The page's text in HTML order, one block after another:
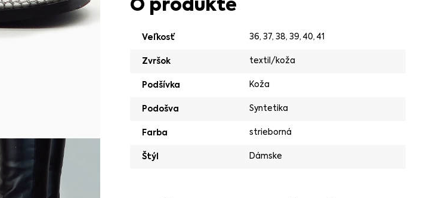
Veľkosť 36,37,38,39,40,41
Zvršok textil/koža
Podšívka Koža
Podošva Syntetika
Farba strieborná
Štýl Dámske